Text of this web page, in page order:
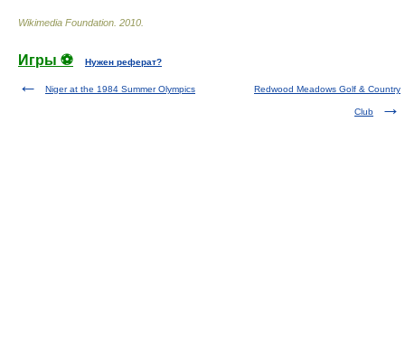
Wikimedia Foundation 2010
Игры ⚽ Нужен реферат?
Niger at the 1984 Summer Olympics Redwood Meadows Golf & Country
Club